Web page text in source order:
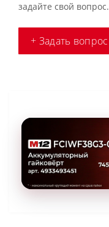
задайте свой вопрос.
+ Задать вопрос